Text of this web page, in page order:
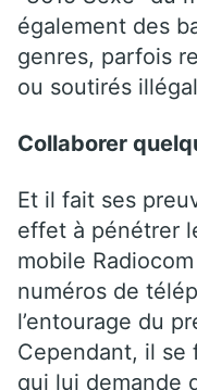
également des
genres, parfois
ou soutirés
Collaborer
Et il fait ses
effet à pénétrer
mobile
numéros de
l’entourage du
Cependant, il se
qui lui demande